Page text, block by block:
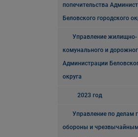
попечительства
Беловского городского
Управление жилищно-
комунального и
Администрации
округа
2023 год
Управление по делам
обороны и